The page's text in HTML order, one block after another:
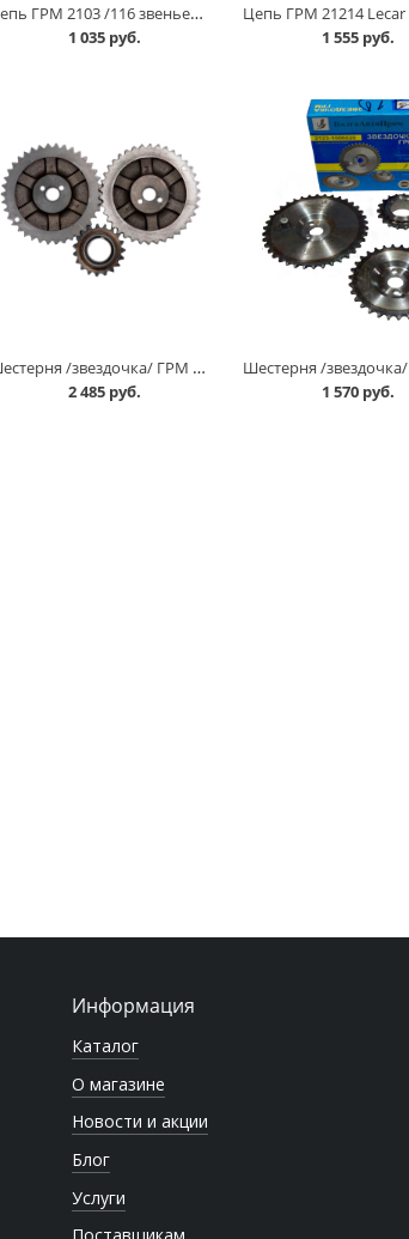
Цепь ГРМ 2103 /116 звеньев/, Киров в Омске
1 035 руб. 1 555 руб.
Шестерня /звездочка/ ГРМ 21213 /2б+1м/, комплект АвтоВАЗ в Омске
2 485 руб. 1 570 руб.
Информация
Каталог
О магазине
Новости и акции
Блог
Услуги